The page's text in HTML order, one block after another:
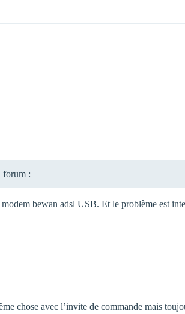
forum :
bewan adsl USB. Et le problème est
chose avec l’invite de commande mais